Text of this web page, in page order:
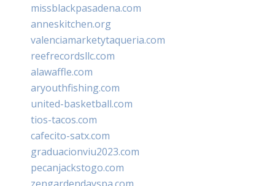
missblackpasadena.com
anneskitchen.org
valenciamarketytaqueria.com
reefrecordsllc.com
alawaffle.com
aryouthfishing.com
united-basketball.com
tios-tacos.com
cafecito-satx.com
graduacionviu2023.com
pecanjackstogo.com